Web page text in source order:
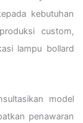
kebutuhan
custom,
lampu bollard
model
penawaran